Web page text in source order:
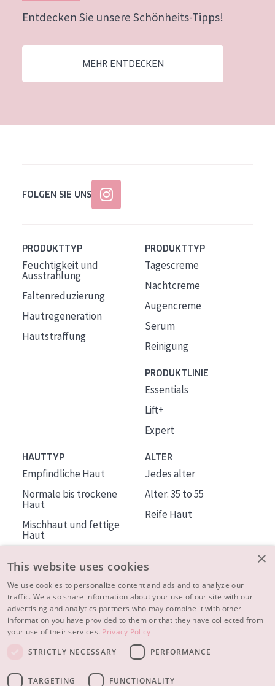
Entdecken Sie unsere Schönheits-Tipps!
MEHR ENTDECKEN
FOLGEN SIE UNS
PRODUKTTYP
Feuchtigkeit und
Ausstrahlung
Faltenreduzierung
Hautregeneration
Hautstraffung
PRODUKTTYP
Tagescreme
Nachtcreme
Augencreme
Serum
Reinigung
PRODUKTLINIE
Essentials
Lift+
Expert
HAUTTYP
Empfindliche Haut
Normale bis trockene
Haut
Mischhaut und fettige
Haut
Haut
ALTER
Jedes alter
Alter: 35 to 55
Reife Haut
ÜBER DIADERMINE
Mehr über uns
Inspiration
×
This website uses cookies
We use cookies to personalize content and ads and to analyze our
traffic. We also share information about your use of our site with our
advertising and analytics partners who may combine it with other
information you have provided to them or that they have collected from
your use of their services. Privacy Policy
STRICTLY NECESSARY
PERFORMANCE
TARGETING FUNCTIONALITY